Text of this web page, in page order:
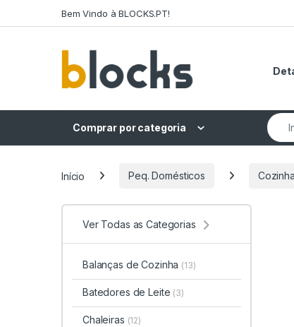
Bem Vindo à BLOCKS.PT!
Comprar por categoria
Início Peq. Domésticos Cozinha
Ver Todas as Categorias
Balanças de Cozinha (13)
Batedores de Leite (3)
Chaleiras (12)